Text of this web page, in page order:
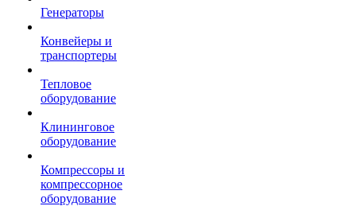
Генераторы
Конвейеры и
транспортеры
Тепловое
оборудование
Клининговое
оборудование
Компрессоры и
компрессорное
оборудование